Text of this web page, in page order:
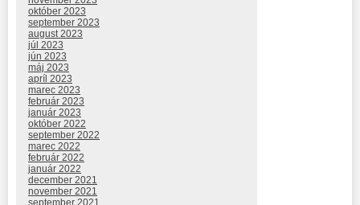
október 2023
september 2023
august 2023
júl 2023
jún 2023
máj 2023
apríl 2023
marec 2023
február 2023
január 2023
október 2022
september 2022
marec 2022
február 2022
január 2022
december 2021
november 2021
september 2021